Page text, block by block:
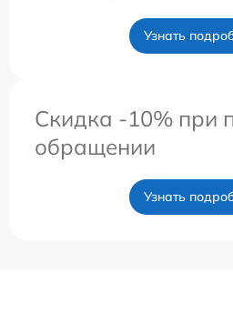
Узнать
Скидка -10% при
обращении
Узнать